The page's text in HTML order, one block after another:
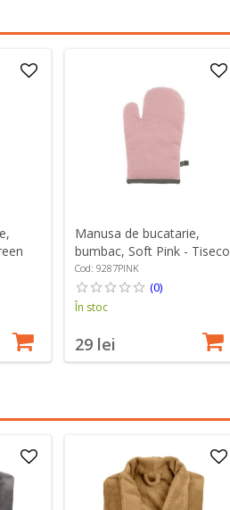
Manusa de bucatarie,
bumbac, Soft Pink - Tiseco
Cod: 9287PINK
(0)
În stoc
29 lei